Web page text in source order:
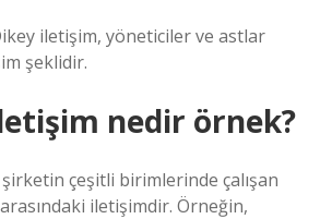
iletişim, yöneticiler ve astlar
şeklidir.
nedir örnek?
çeşitli birimlerinde çalışan
iletişimdir. Örneğin,